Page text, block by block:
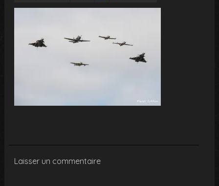
Laisser un commentaire